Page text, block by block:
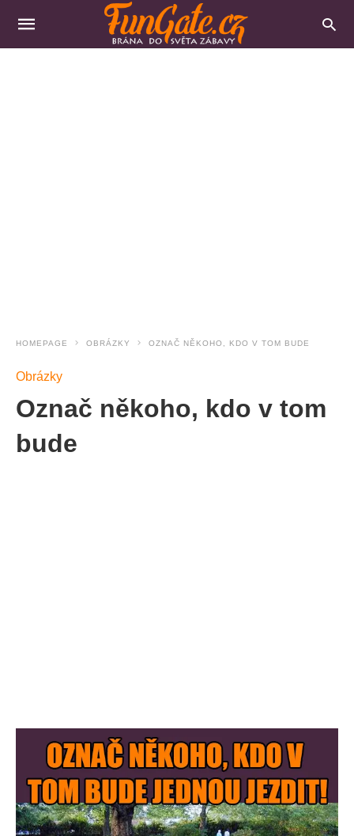
HOMEPAGE OBRÁZKY OZNAČ NĚKOHO, KDO V TOM BUDE
Obrázky
Označ někoho, kdo v tom
bude